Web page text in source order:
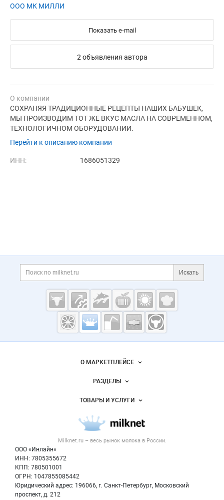
ООО МК МИЛЛИ
Показать e-mail
2 объявления автора
О компании
СОХРАНЯЯ ТРАДИЦИОННЫЕ РЕЦЕПТЫ НАШИХ БАБУШЕК,
МЫ ПРОИЗВОДИМ ТОТ ЖЕ ВКУС МАСЛА НА СОВРЕМЕННОМ,
ТЕХНОЛОГИЧНОМ ОБОРУДОВАНИИ.
Перейти к описанию компании
ИНН: 1686051329
Дополнительная информация
Поиск по сайту и
Искать
Cсылки на полезные проекты
Молочная
промышленность
Milknet.ru
Важные разделы и контакты
Milknet.ru – весь рынок молокав России.
ООО «Инлайн»
ИНН: 7805355672
КПП: 780501001
ОГРН: 1047855085442
Юридический адрес: 196066, г. Санкт-Петербург, Московский
проспект, д. 212
Навигация по сайтуО МАРКЕТПЛЕЙСЕ
Новости Milknet.ru
Размещение рекламы
Публичная оферта
Контактная информация
Политика обработки персональных данных
РАЗДЕЛЫ
Объявления
Новости рынка
ТОВАРЫ И УСЛУГИ
Молочная продукция
Вторичное сырье
Оборудование